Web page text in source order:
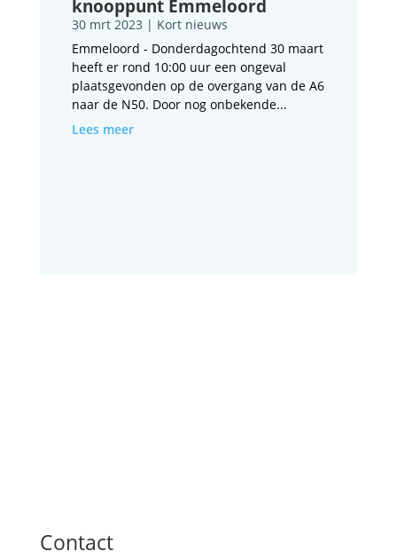
knooppunt Emmeloord
30 mrt 2023 | Kort nieuws
Emmeloord - Donderdagochtend 30 maart
heeft er rond 10:00 uur een ongeval
plaatsgevonden op de overgang van de A6
naar de N50. Door nog onbekende...
Lees meer
Contact